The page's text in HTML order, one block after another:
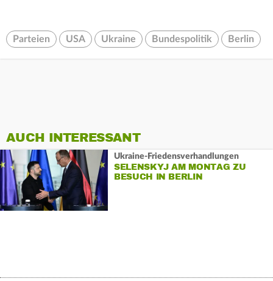
Parteien USA Ukraine Bundespolitik Berlin
AUCH INTERESSANT
Ukraine-Friedensverhandlungen
SELENSKYJ AM MONTAG ZU
BESUCH IN BERLIN